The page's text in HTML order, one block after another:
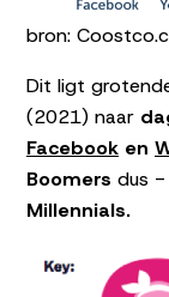
bron:
Dit ligt
(2021) naar
Facebook en
Boomers dus
Millennials.